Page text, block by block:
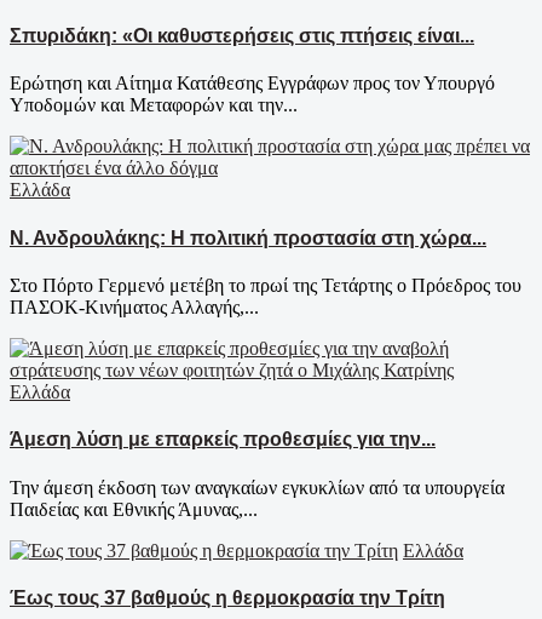
Σπυριδάκη: «Οι καθυστερήσεις στις πτήσεις είναι...
Ερώτηση και Αίτημα Κατάθεσης Εγγράφων προς τον Υπουργό
Υποδομών και Μεταφορών και την...
Ελλάδα
Ν. Ανδρουλάκης: Η πολιτική προστασία στη χώρα...
Στο Πόρτο Γερμενό μετέβη το πρωί της Τετάρτης ο Πρόεδρος του
ΠΑΣΟΚ-Κινήματος Αλλαγής,...
Ελλάδα
Άμεση λύση με επαρκείς προθεσμίες για την...
Την άμεση έκδοση των αναγκαίων εγκυκλίων από τα υπουργεία
Παιδείας και Εθνικής Άμυνας,...
Ελλάδα
Έως τους 37 βαθμούς η θερμοκρασία την Τρίτη